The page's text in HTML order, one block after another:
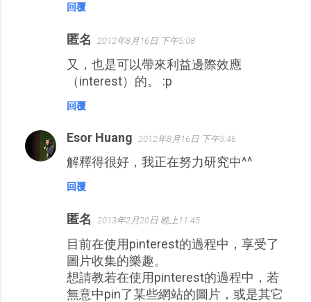
回覆
匿名 2012年8月16日 下午5:08
又，也是可以帶來利益邊際效應
（interest）的。 :p
回覆
Esor Huang 2012年8月16日 下午5:46
解釋得很好，我正在努力研究中^^
回覆
匿名 2013年2月20日 晚上11:45
目前在使用pinterest的過程中，享受了
圖片收集的樂趣。
想請教若在使用pinterest的過程中，若
無意中pin了某些網站的圖片，或是其它